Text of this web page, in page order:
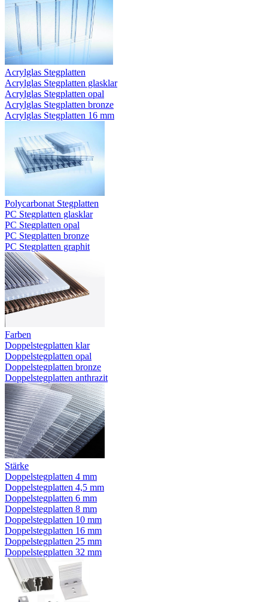
Acrylglas Stegplatten
Acrylglas Stegplatten glasklar
Acrylglas Stegplatten opal
Acrylglas Stegplatten bronze
Acrylglas Stegplatten 16 mm
Polycarbonat Stegplatten
PC Stegplatten glasklar
PC Stegplatten opal
PC Stegplatten bronze
PC Stegplatten graphit
Farben
Doppelstegplatten klar
Doppelstegplatten opal
Doppelstegplatten bronze
Doppelstegplatten anthrazit
Stärke
Doppelstegplatten 4 mm
Doppelstegplatten 4,5 mm
Doppelstegplatten 6 mm
Doppelstegplatten 8 mm
Doppelstegplatten 10 mm
Doppelstegplatten 16 mm
Doppelstegplatten 25 mm
Doppelstegplatten 32 mm